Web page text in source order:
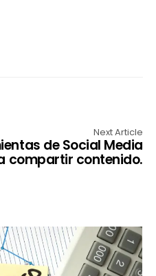
Next Article
de Social Media
compartir contenido.